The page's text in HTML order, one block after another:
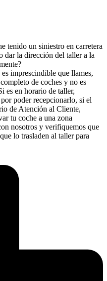
tenido un siniestro en carretera
dar la dirección del taller a la
imprescindible que llames,
de coches y no es
es en horario de taller,
poder recepcionarlo, si el
de Atención al Cliente,
tu coche a una zona
nosotros y verifiquemos que
lo trasladen al taller para